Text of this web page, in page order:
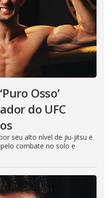
Osso’
do UFC
seu alto nível de jiu-jitsu e
combate no solo e